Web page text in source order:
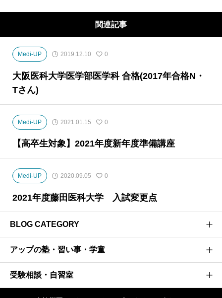
し、全ての医学部受験に対応します。
関連記事
Medi-UP 2019.12.10 0
大阪医科大学医学部医学科 合格(2017年合格N・
Tさん)
Medi-UP 2021.01.15 0
【高卒生対象】2021年度新年度準備講座
Medi-UP 2020.09.05 0
2021年度藤田医科大学 入試変更点
BLOG CATEGORY
医学部受験のプロがお届けする医学部受験情報ブログ
アップの塾・習い事・学童
研伸館高校生課程
受験相談・自習室